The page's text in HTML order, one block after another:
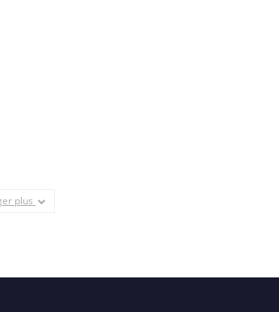
plus